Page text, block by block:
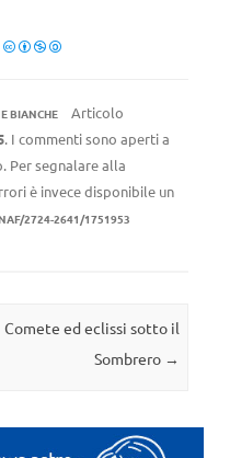
BIANCHE
Articolo
. I commenti sono aperti a
Per segnalare alla
è invece disponibile un
2724-2641/1751953
Comete ed eclissi sotto il
Sombrero →